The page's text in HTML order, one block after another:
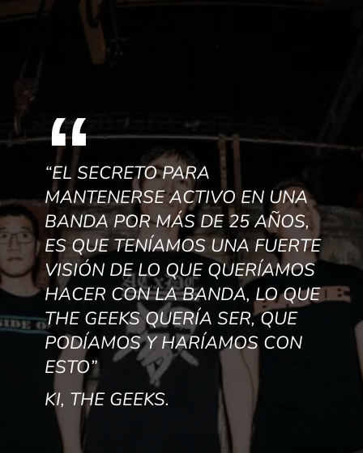
“EL SECRETO PARA
MANTENERSE ACTIVO EN UNA
BANDA POR MÁS DE 25 AÑOS,
ES QUE TENÍAMOS UNA FUERTE
VISIÓN DE LO QUE QUERÍAMOS
HACER CON LA BANDA, LO QUE
THE GEEKS QUERÍA SER, QUE
PODÍAMOS Y HARÍAMOS CON
ESTO”
KI, THE GEEKS.